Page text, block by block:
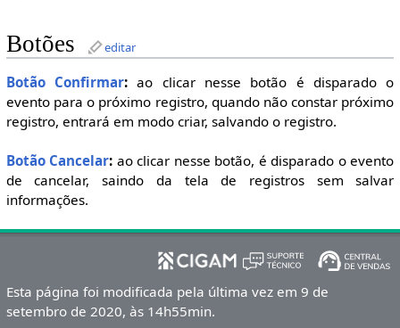
Botões editar
Botão Confirmar: ao clicar nesse botão é disparado o
evento para o próximo registro, quando não constar próximo
registro, entrará em modo criar, salvando o registro.
Botão Cancelar: ao clicar nesse botão, é disparado o evento
de cancelar, saindo da tela de registros sem salvar
informações.
Esta página foi modificada pela última vez em 9 de
setembro de 2020, às 14h55min.